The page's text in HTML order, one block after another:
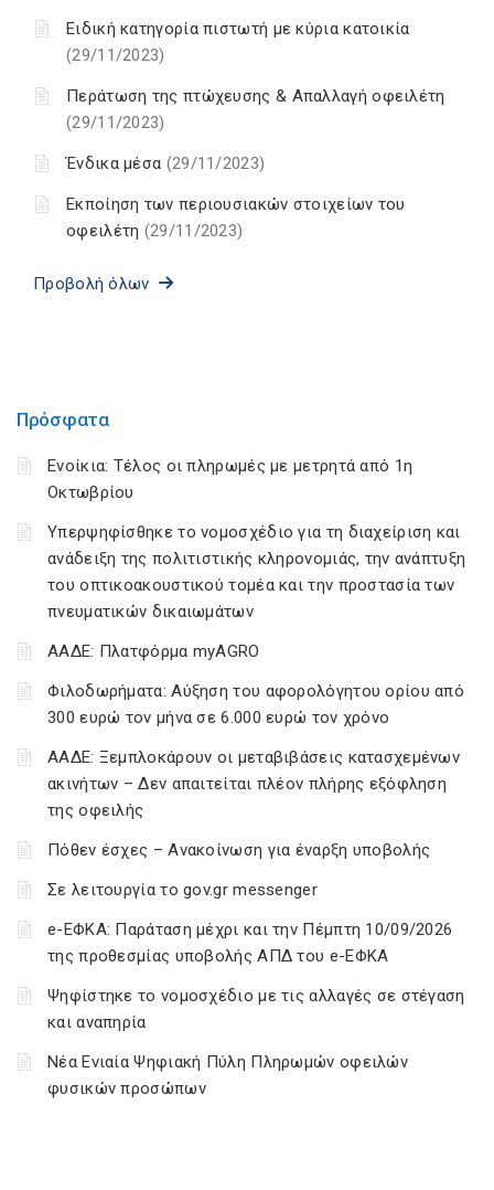
Πρόσφατα
Ενοίκια: Τέλος οι πληρωμές με μετρητά από 1η
Οκτωβρίου
Υπερψηφίσθηκε το νομοσχέδιο για τη διαχείριση και
ανάδειξη της πολιτιστικής κληρονομιάς, την ανάπτυξη
του οπτικοακουστικού τομέα και την προστασία των
πνευματικών δικαιωμάτων
ΑΑΔΕ: Πλατφόρμα myAGRO
Φιλοδωρήματα: Αύξηση του αφορολόγητου ορίου από
300 ευρώ τον μήνα σε 6.000 ευρώ τον χρόνο
ΑΑΔΕ: Ξεμπλοκάρουν οι μεταβιβάσεις κατασχεμένων
ακινήτων – Δεν απαιτείται πλέον πλήρης εξόφληση
της οφειλής
Πόθεν έσχες – Ανακοίνωση για έναρξη υποβολής
Σε λειτουργία το gov.gr messenger
e-ΕΦΚΑ: Παράταση μέχρι και την Πέμπτη 10/09/2026
της προθεσμίας υποβολής ΑΠΔ του e-ΕΦΚΑ
Ψηφίστηκε το νομοσχέδιο με τις αλλαγές σε στέγαση
και αναπηρία
Νέα Ενιαία Ψηφιακή Πύλη Πληρωμών οφειλών
φυσικών προσώπων
Ειδική κατηγορία πιστωτή με κύρια κατοικία
(29/11/2023)
Περάτωση της πτώχευσης & Απαλλαγή οφειλέτη
(29/11/2023)
Ένδικα μέσα (29/11/2023)
Εκποίηση των περιουσιακών στοιχείων του
οφειλέτη (29/11/2023)
Προβολή όλων